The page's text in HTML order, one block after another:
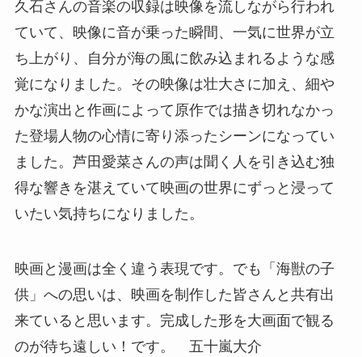
久石さんの音楽の収録は映像を流しながら行われ
ていて、映像に音が乗った瞬間、一気に世界が立
ち上がり、自分が海の風に飲み込まれるような感
覚になりました。その映像は壮大さに加え、細や
かな演出と作画によって原作では描き切れなかっ
た登場人物の心情に寄り添ったシーンになってい
ました。芦田愛菜さんの声は聞く人を引き込む独
得な響きを湛えていて映画の世界にずっと浸って
いたい気持ちになりました。
映画と漫画は全く違う表現です。でも「海獣の子
供」への思いは、映画を制作した皆さんと共有出
来ていると思います。完成した形を大画面で観る
のが待ち遠しい！です。 五十嵐大介